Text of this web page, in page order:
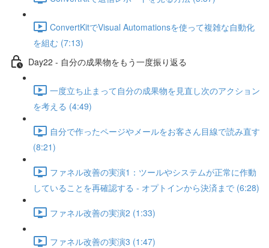
ConvertKitでVisual Automationsを使って複雑な自動化
を組む (7:13)
Day22 - 自分の成果物をもう一度振り返る
一度立ち止まって自分の成果物を見直し次のアクション
を考える (4:49)
自分で作ったページやメールをお客さん目線で読み直す
(8:21)
ファネル改善の実演1：ツールやシステムが正常に作動
していることを再確認する - オプトインから決済まで (6:28)
ファネル改善の実演2 (1:33)
ファネル改善の実演3 (1:47)